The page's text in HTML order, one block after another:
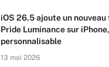
iOS 26.5 ajoute un nouveau
Pride Luminance sur
personnalisable
13 mai 2026